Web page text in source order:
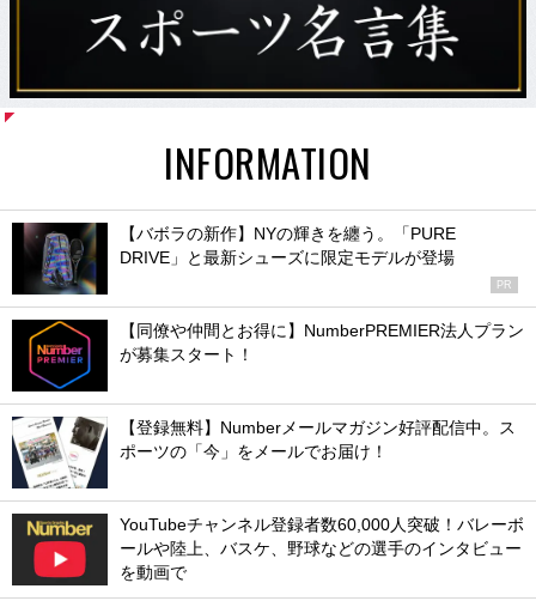
INFORMATION
【バボラの新作】NYの輝きを纏う。「PURE
DRIVE」と最新シューズに限定モデルが登場
PR
【同僚や仲間とお得に】NumberPREMIER法人プラン
が募集スタート！
【登録無料】Numberメールマガジン好評配信中。ス
ポーツの「今」をメールでお届け！
YouTubeチャンネル登録者数60,000人突破！バレーボ
ールや陸上、バスケ、野球などの選手のインタビュー
を動画で